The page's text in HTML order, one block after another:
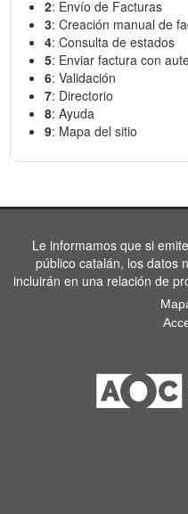
2: Envío de Facturas
3: Creación manual de
4: Consulta de estados
5: Enviar factura con
6: Validación
7: Directorio
8: Ayuda
9: Mapa del sitio
Le informamos que si
público catalán, los datos
incluirán en una relación de